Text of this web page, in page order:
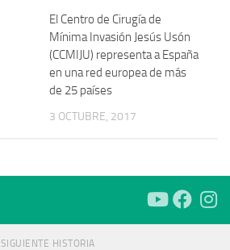
El Centro de Cirugía de
Mínima Invasión Jesús Usón
(CCMIJU) representa a España
en una red europea de más
de 25 países
3 OCTUBRE, 2017
SIGUIENTE HISTORIA